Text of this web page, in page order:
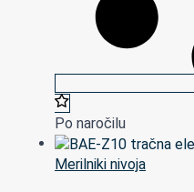
Po naročilu
Merilniki nivoja